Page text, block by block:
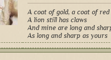
A coat of gold, a coat of red
A lion still has claws
And mine are long and
As long and sharp as yours